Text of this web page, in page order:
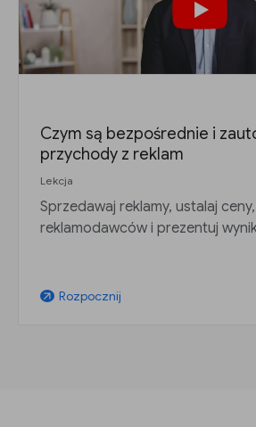
Czym są bezpośrednie i
przychody z reklam
Lekcja
Sprzedawaj reklamy, ustalaj
reklamodawców i prezentuj
arrow_outward Rozpocznij